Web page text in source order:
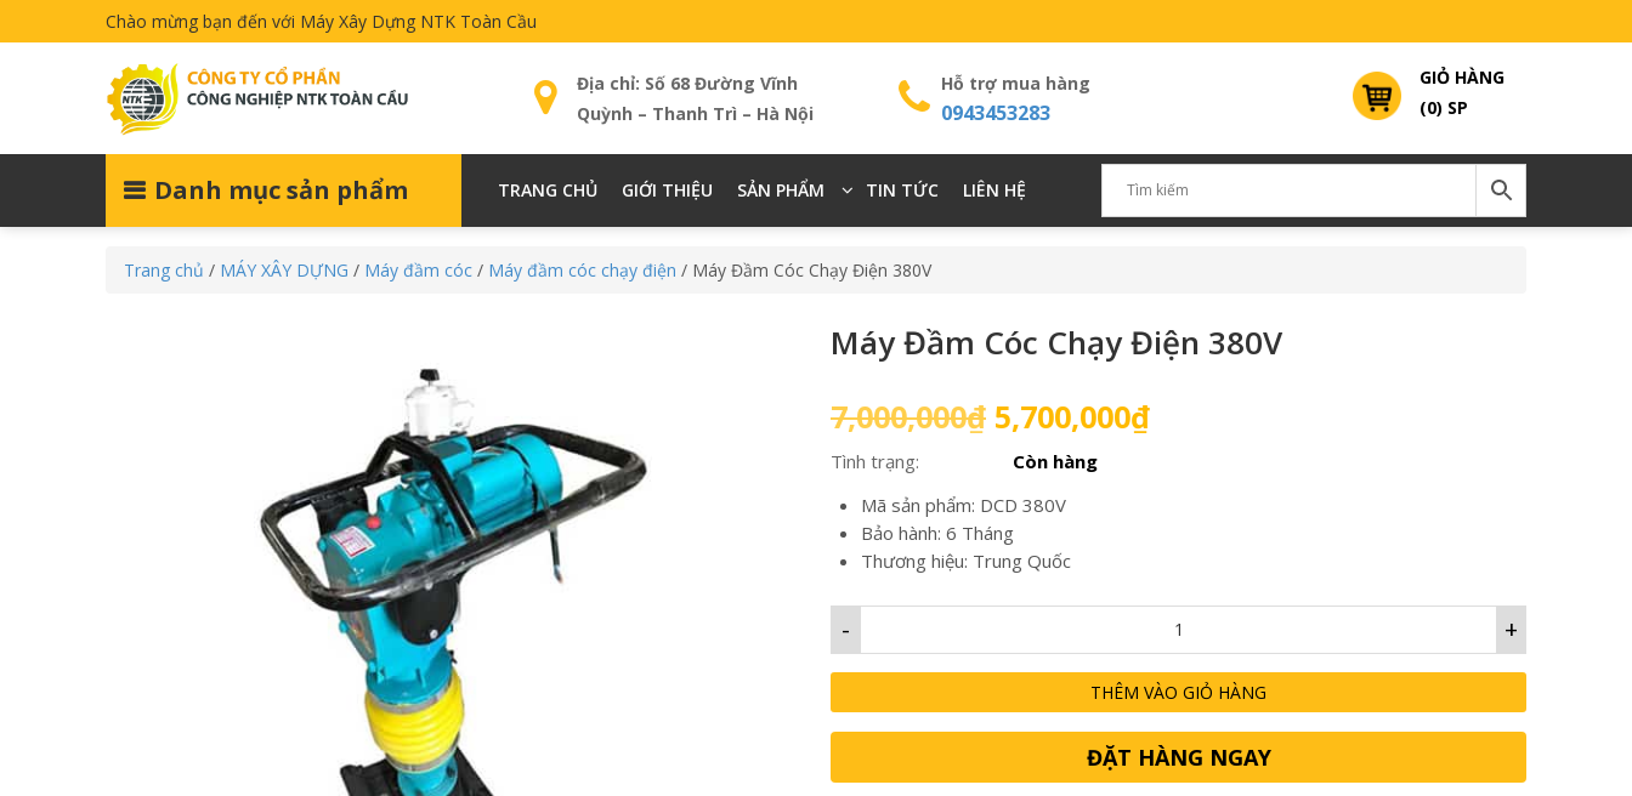
Chào mừng bạn đến với Máy Xây Dựng NTK Toàn Cầu
Địa chỉ: Số 68 Đường Vĩnh
Quỳnh – Thanh Trì – Hà Nội
Hỗ trợ mua hàng
0943453283
GIỎ HÀNG
(0) SP
Danh mục sản phẩm TRANG CHỦ GIỚI THIỆU SẢN PHẨM TIN TỨC LIÊN HỆ
Trang chủ / MÁY XÂY DỰNG / Máy đầm cóc / Máy đầm cóc chạy điện / Máy Đầm Cóc Chạy Điện 380V
Máy Đầm Cóc Chạy Điện 380V
7,000,000₫ Giá
gốc
là:
7,000,000₫.
5,700,000₫Giá
Tình trạng:
Còn hàng
Mã sản phẩm: DCD 380V
Bảo hành: 6 Tháng
Thương hiệu: Trung Quốc
+
-
THÊM VÀO GIỎ HÀNG
ĐẶT HÀNG NGAY